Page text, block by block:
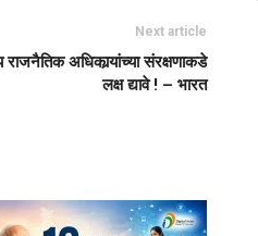
Next article
अधिकार्‍यांच्या संरक्षणाकडे
लक्ष द्यावे ! – भारत